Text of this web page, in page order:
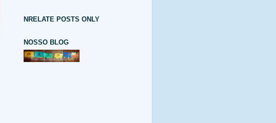
NRELATE POSTS ONLY
NOSSO BLOG